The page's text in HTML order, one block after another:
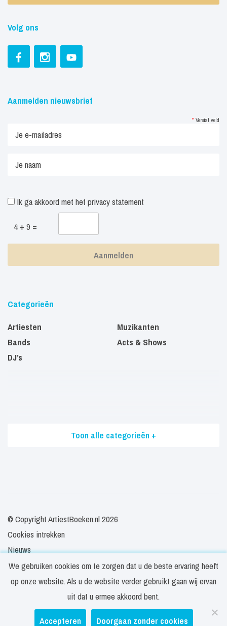
Volg ons
Aanmelden nieuwsbrief
* Vereist veld
Ik ga akkoord met het privacy statement
4 + 9 =
Categorieën
Artiesten
Bands
DJ’s
Muzikanten
Acts & Shows
Toon alle categorieën +
© Copyright ArtiestBoeken.nl 2026
Cookies intrekken
Nieuws
Veelgestelde vragen
Contact
Privacy- en cookieverklaring
Disclaimer
We gebruiken cookies om te zorgen dat u de beste ervaring heeft
op onze website. Als u de website verder gebruikt gaan wij ervan
uit dat u ermee akkoord bent.
Accepteren Doorgaan zonder cookies